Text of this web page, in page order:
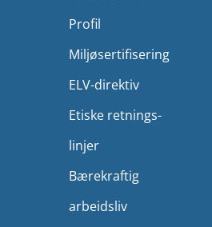
Profil
Miljø­sertifisering
ELV-direktiv
Etiske retnings­
linjer
Bærekraftig
arbeidsliv